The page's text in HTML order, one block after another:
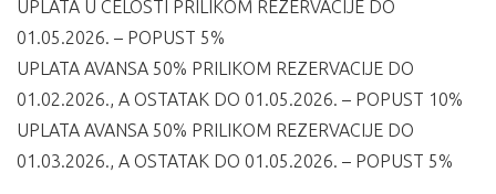
UPLATA U CELOSTI PRILIKOM REZERVACIJE DO
01.05.2026. – POPUST 5%
UPLATA AVANSA 50% PRILIKOM REZERVACIJE DO
01.02.2026., A OSTATAK DO 01.05.2026. – POPUST 10%
UPLATA AVANSA 50% PRILIKOM REZERVACIJE DO
01.03.2026., A OSTATAK DO 01.05.2026. – POPUST 5%